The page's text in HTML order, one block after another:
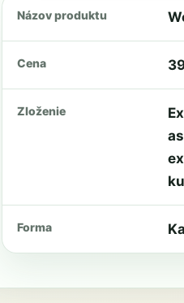
Názov produktu
Cena
Zloženie
Forma